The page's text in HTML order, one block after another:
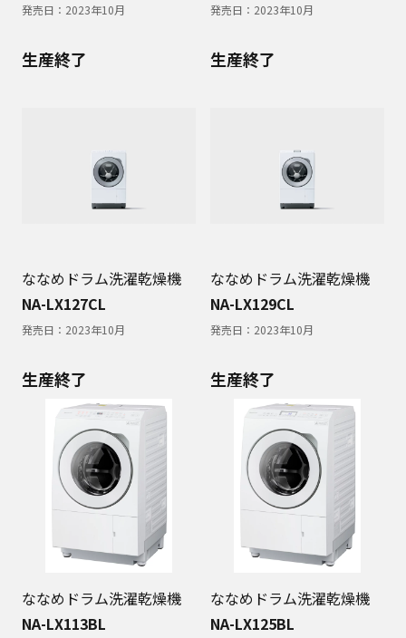
発売日： 2023年10月 発売日： 2023年10月
生産終了
ななめドラム洗濯乾燥機
NA-LX127CL
発売日： 2023年10月
生産終了
ななめドラム洗濯乾燥機
NA-LX129CL
発売日： 2023年10月
生産終了
ななめドラム洗濯乾燥機
NA-LX113BL
生産終了
ななめドラム洗濯乾燥機
NA-LX125BL